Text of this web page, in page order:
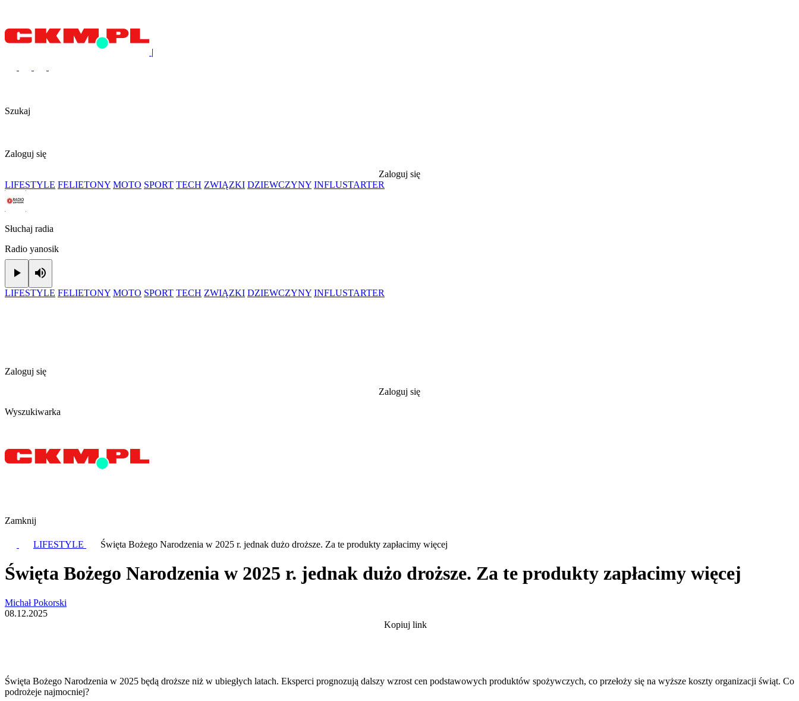
|
Szukaj
Zaloguj się
Zaloguj się
LIFESTYLE FELIETONY MOTO SPORT TECH ZWIĄZKI DZIEWCZYNY INFLUSTARTER
Słuchaj radia
Radio yanosik
Play
LIFESTYLE FELIETONY MOTO SPORT TECH ZWIĄZKI DZIEWCZYNY INFLUSTARTER
Zaloguj się
Zaloguj się
Wyszukiwarka
Zamknij
LIFESTYLE Święta Bożego Narodzenia w 2025 r. jednak dużo droższe. Za te produkty zapłacimy więcej
Święta Bożego Narodzenia w 2025 r. jednak dużo droższe. Za te produkty zapłacimy więcej
Michał Pokorski
08.12.2025
Kopiuj link
Święta Bożego Narodzenia w 2025 będą droższe niż w ubiegłych latach. Eksperci prognozują dalszy wzrost cen podstawowych produktów spożywczych, co przełoży się na wyższe koszty organizacji świąt. Co
podrożeje najmocniej?